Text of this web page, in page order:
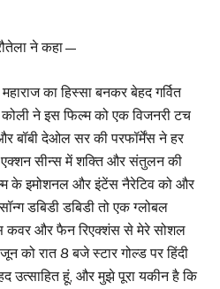
ने कहा—
का हिस्सा बनकर बेहद गर्वित
ने इस फिल्म को एक विजनरी टच
बॉबी देओल सर की परफॉर्मेंस ने हर
एक्शन सीन्स में शक्ति और संतुलन की
के इमोशनल और इंटेंस नैरेटिव को और
डबिडी डबिडी तो एक ग्लोबल
कवर और फैन रिएक्शंस से मेरे सोशल
को रात 8 बजे स्टार गोल्ड पर हिंदी
उत्साहित हूं, और मुझे पूरा यकीन है कि